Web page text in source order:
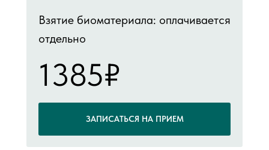
Взятие биоматериала: оплачивается
отдельно
1385₽
ЗАПИСАТЬСЯ НА ПРИЕМ